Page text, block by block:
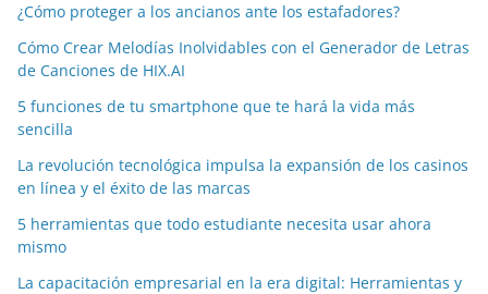
¿Cómo proteger a los ancianos ante los estafadores?
Cómo Crear Melodías Inolvidables con el Generador de Letras
de Canciones de HIX.AI
5 funciones de tu smartphone que te hará la vida más
sencilla
La revolución tecnológica impulsa la expansión de los casinos
en línea y el éxito de las marcas
5 herramientas que todo estudiante necesita usar ahora
mismo
La capacitación empresarial en la era digital: Herramientas y